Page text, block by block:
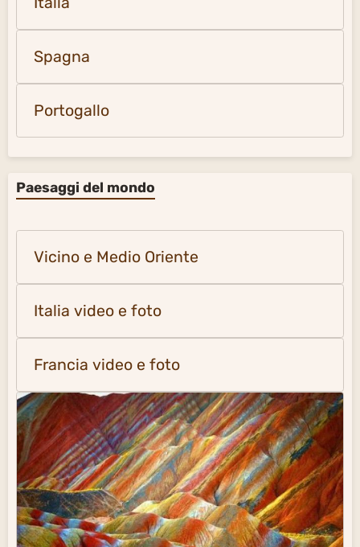
Spagna
Portogallo
Paesaggi del mondo
Vicino e Medio Oriente
Italia video e foto
Francia video e foto